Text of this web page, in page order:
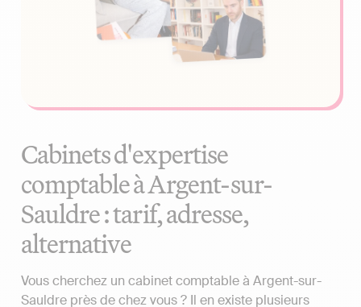
Cabinets d'expertise
comptable à Argent-sur-
Sauldre : tarif, adresse,
alternative
Vous cherchez un cabinet comptable à Argent-sur-
Sauldre près de chez vous ? Il en existe plusieurs